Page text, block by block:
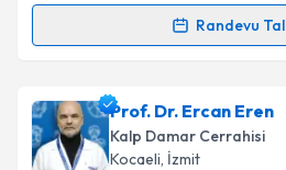
Takvim
Randevu
Randevu Takvimi Talebi
Op. Dr. Hasan Öneriçin
oluşturun. Size bu uzmandan
takvim hazırlandığında e-
Prof. Dr. Ercan Eren
Kalp Damar Cerrahisi
Kocaeli, İzmit